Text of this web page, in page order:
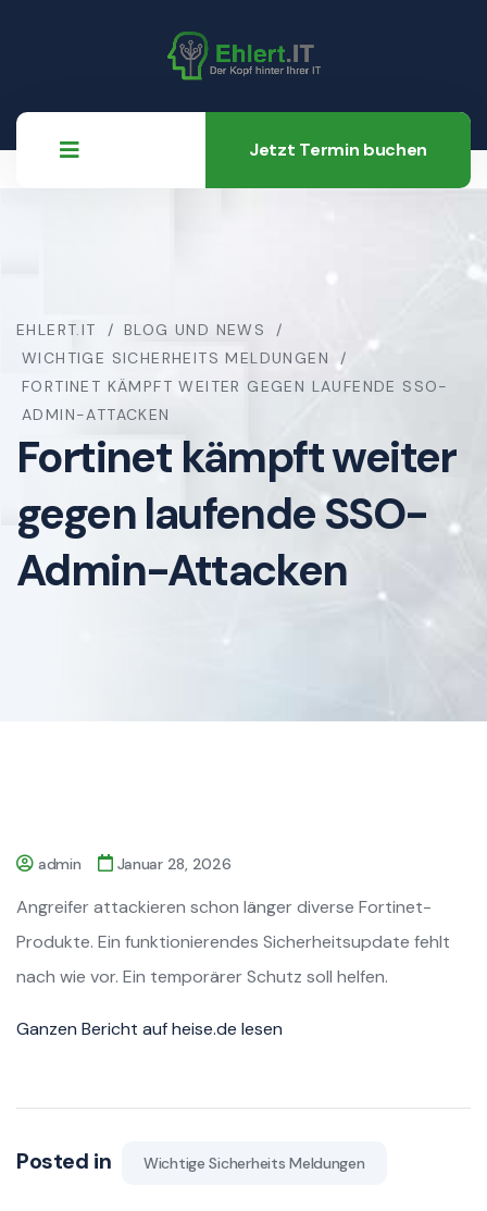
Jetzt Termin buchen
EHLERT.IT
BLOG UND NEWS
WICHTIGE SICHERHEITS MELDUNGEN
FORTINET KÄMPFT WEITER GEGEN LAUFENDE SSO-
ADMIN-ATTACKEN
Fortinet kämpft weiter
gegen laufende SSO-
Admin-Attacken
admin Januar 28, 2026
Angreifer attackieren schon länger diverse Fortinet-
Produkte. Ein funktionierendes Sicherheitsupdate fehlt
nach wie vor. Ein temporärer Schutz soll helfen.
Ganzen Bericht auf heise.de lesen
Posted in Wichtige Sicherheits Meldungen